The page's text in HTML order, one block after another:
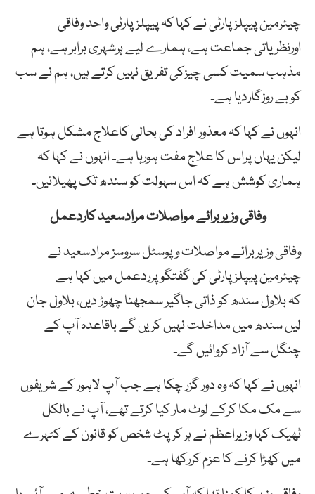
چیئرمین پیپلزپارٹی نے کہا کہ پیپلزپارٹی واحد وفاقی
اورنظریاتی جماعت ہے، ہمارے لیے ہرشہری برابر ہے، ہم
مذہب سمیت کسی چیزکی تفریق نہیں کرتے ہیں، ہم نے سب
کو بے روزگاردیا ہے۔
انہوں نے کہا کہ معذور افراد کی بحالی کاعلاج مشکل ہوتا ہے
لیکن یہاں پراس کا علاج مفت ہورہا ہے۔ انہوں نے کہا کہ
ہماری کوشش ہے کہ اس سہولت کو سندھ تک پھیلائیں۔
وفاقی وزیربرائے مواصلات مرادسعید کاردعمل
وفاقی وزیربرائے مواصلات وپوسٹل سروسز مرادسعید نے
چیئرمین پیپلزپارٹی کی گفتگو پرردعمل میں کہا ہے
کہ بلاول سندھ کو ذاتی جاگیر سمجھنا چھوڑ دیں، بلاول جان
لیں سندھ میں مداخلت نہیں کریں گے باقاعدہ آپ کے
چنگل سے آزاد کروائیں گے۔
انہوں نے کہا کہ وہ دور گزر چکا ہے جب آپ لاہور کے شریفوں
سے مک مکا کرکے لوٹ مار کیا کرتے تھے، آپ نے بالکل
ٹھیک کہا وزیراعظم نے ہر کرپٹ شخص کو قانون کے کٹہرے
میں کھڑا کرنے کا عزم کررکھا ہے۔